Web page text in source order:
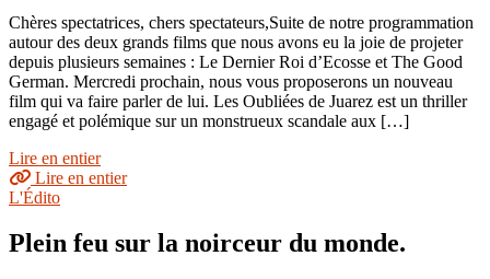
Chères spectatrices, chers spectateurs,Suite de notre programmation
autour des deux grands films que nous avons eu la joie de projeter
depuis plusieurs semaines : Le Dernier Roi d’Ecosse et The Good
German. Mercredi prochain, nous vous proposerons un nouveau
film qui va faire parler de lui. Les Oubliées de Juarez est un thriller
engagé et polémique sur un monstrueux scandale aux […]
Lire en entier
Lire en entier
L'Édito
Plein feu sur la noirceur du monde.